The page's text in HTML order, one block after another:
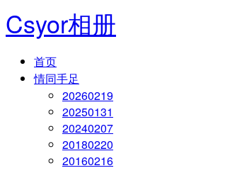
Csyor相册
首页
情同手足
20260219
20250131
20240207
20180220
20160216